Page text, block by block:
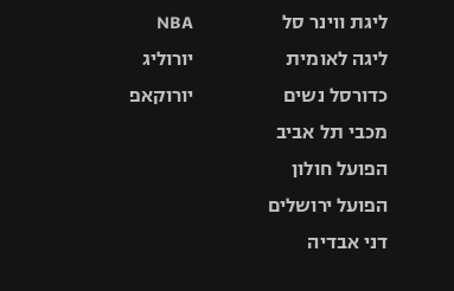
ליגת ווינר סל
ליגה לאומית
כדורסל נשים
מכבי תל אביב
הפועל חולון
הפועל ירושלים
דני אבדיה
NBA
יורוליג
יורוקאפ